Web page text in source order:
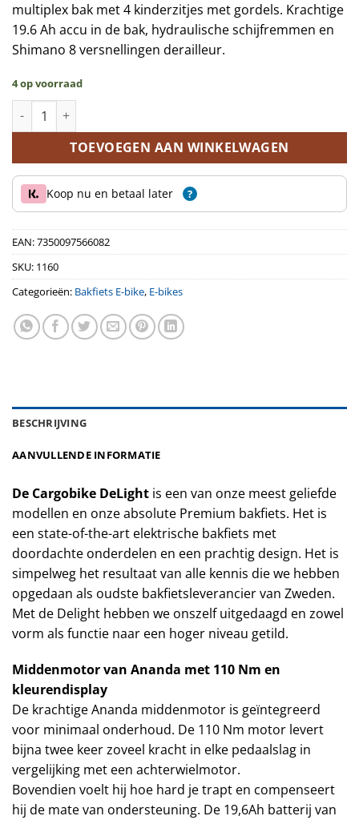
multiplex bak met 4 kinderzitjes met gordels. Krachtige
19.6 Ah accu in de bak, hydraulische schijfremmen en
Shimano 8 versnellingen derailleur.
4 op voorraad
Cargobike SE DeLight midmotor 19.6 Ah bakfiets aantal
TOEVOEGEN AAN WINKELWAGEN
Koop nu en betaal later ?
EAN:7350097566082
SKU: 1160
Categorieën: Bakfiets E-bike, E-bikes
BESCHRIJVING
AANVULLENDE INFORMATIE
De Cargobike DeLight is een van onze meest geliefde
modellen en onze absolute Premium bakfiets. Het is
een state-of-the-art elektrische bakfiets met
doordachte onderdelen en een prachtig design. Het is
simpelweg het resultaat van alle kennis die we hebben
opgedaan als oudste bakfietsleverancier van Zweden.
Met de Delight hebben we onszelf uitgedaagd en zowel
vorm als functie naar een hoger niveau getild.
Middenmotor van Ananda met 110 Nm en
kleurendisplay
De krachtige Ananda middenmotor is geïntegreerd
voor minimaal onderhoud. De 110 Nm motor levert
bijna twee keer zoveel kracht in elke pedaalslag in
vergelijking met een achterwielmotor.
Bovendien voelt hij hoe hard je trapt en compenseert
hij de mate van ondersteuning. De 19,6Ah batterij van